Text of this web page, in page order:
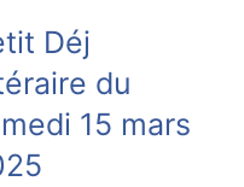
Déj
du
15 mars